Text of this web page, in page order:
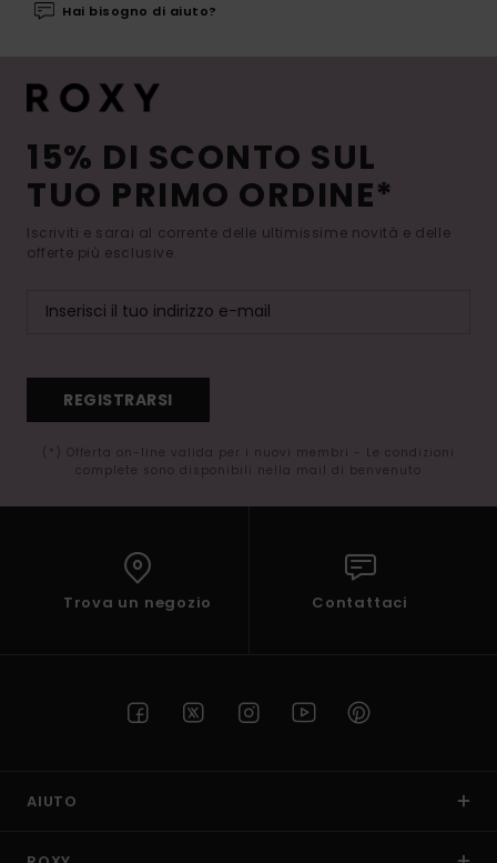
Hai bisogno di aiuto?
15% DI SCONTO SUL
TUO PRIMO ORDINE*
Iscriviti e sarai al corrente delle ultimissime novità e delle
offerte più esclusive.
REGISTRARSI
(*) Offerta on-line valida per i nuovi membri - Le condizioni
complete sono disponibili nella mail di benvenuto
Trova un negozio Contattaci
AIUTO